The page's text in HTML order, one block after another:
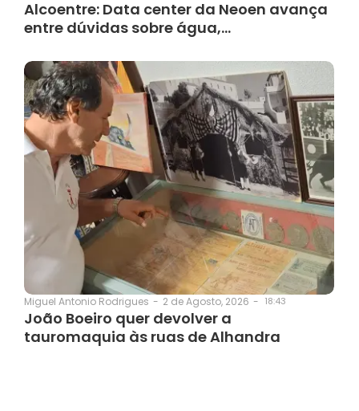
Alcoentre: Data center da Neoen avança
entre dúvidas sobre água,…
Miguel Antonio Rodrigues - 2 de Agosto, 2026 - 18:43
João Boeiro quer devolver a
tauromaquia às ruas de Alhandra